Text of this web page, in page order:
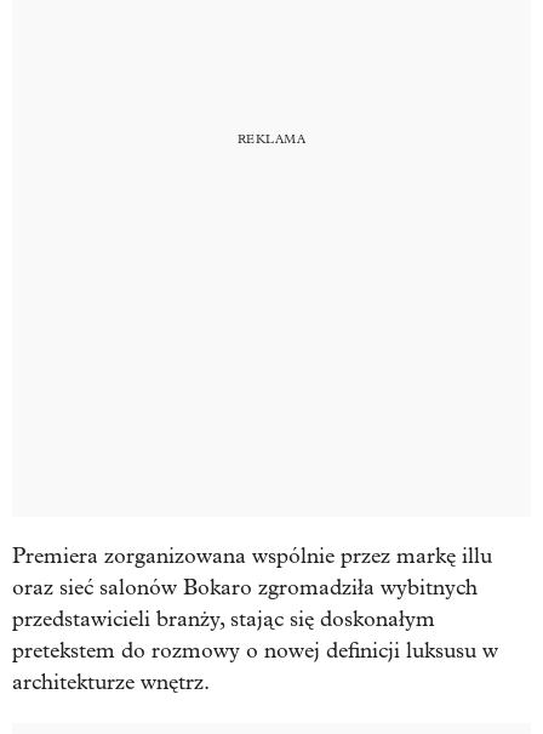
Premiera zorganizowana wspólnie przez markę illu
oraz sieć salonów Bokaro zgromadziła wybitnych
przedstawicieli branży, stając się doskonałym
pretekstem do rozmowy o nowej definicji luksusu w
architekturze wnętrz.